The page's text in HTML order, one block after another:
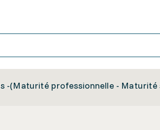
-(Maturité professionnelle -